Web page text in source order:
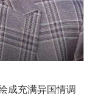
成充满异国情调